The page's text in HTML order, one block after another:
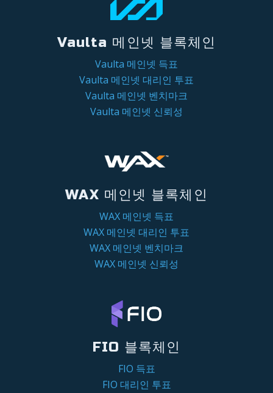
Vaulta 메인넷 블록체인
Vaulta 메인넷 득표
Vaulta 메인넷 대리인 투표
Vaulta 메인넷 벤치마크
Vaulta 메인넷 신뢰성
WAX 메인넷 블록체인
WAX 메인넷 득표
WAX 메인넷 대리인 투표
WAX 메인넷 벤치마크
WAX 메인넷 신뢰성
FIO 블록체인
FIO 득표
FIO 대리인 투표